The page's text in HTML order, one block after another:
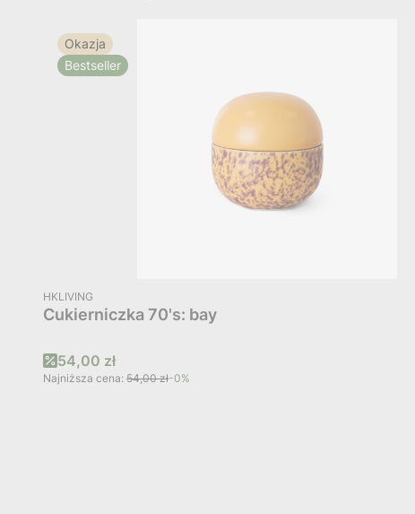
Okazja
Bestseller
PRODUCENT
HKLIVING
Cukierniczka 70's: bay
Cena promocyjna
54,00 zł
Najniższa cena: 54,00 zł-0%